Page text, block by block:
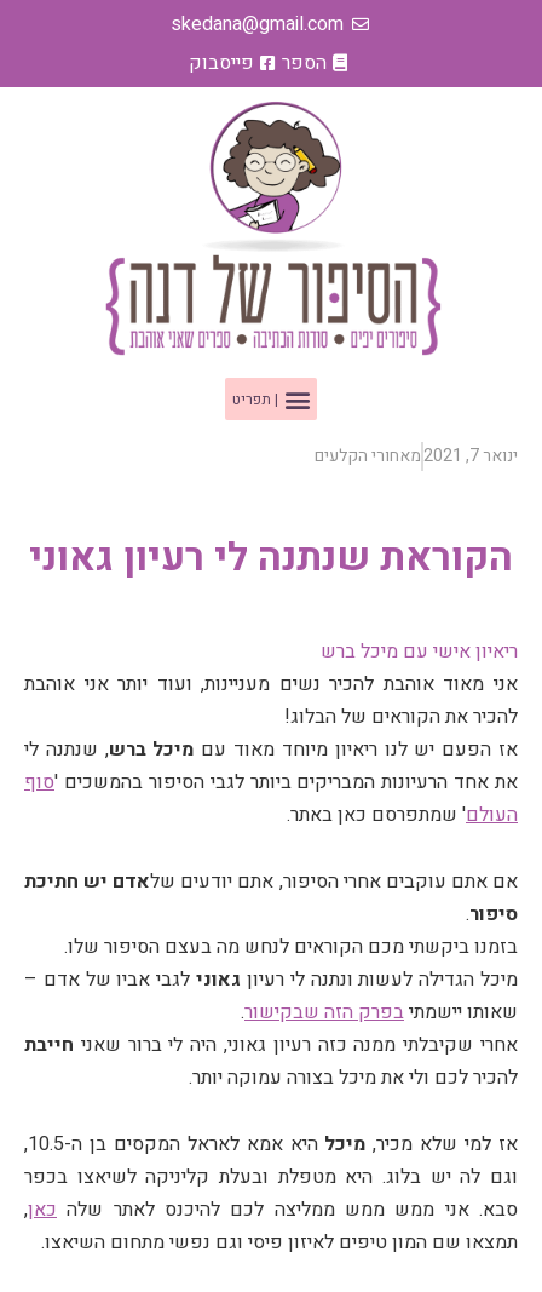
skedana@gmail.com
הספר
פייסבוק
תפריט
ינואר 7, 2021 מאחורי הקלעים
הקוראת שנתנה לי רעיון גאוני
ריאיון אישי עם מיכל ברש
אני מאוד אוהבת להכיר נשים מעניינות, ועוד יותר אני אוהבת
להכיר את הקוראים של הבלוג!
אז הפעם יש לנו ריאיון מיוחד מאוד עם מיכל ברש, שנתנה לי
את אחד הרעיונות המבריקים ביותר לגבי הסיפור בהמשכים 'סוף
העולם' שמתפרסם כאן באתר.
אם אתם עוקבים אחרי הסיפור, אתם יודעים שלאדם יש חתיכת
סיפור.
בזמנו ביקשתי מכם הקוראים לנחש מה בעצם הסיפור שלו.
מיכל הגדילה לעשות ונתנה לי רעיון גאונילגבי אביו של אדם –
שאותו יישמתיבפרק הזה שבקישור.
אחרי שקיבלתי ממנה כזה רעיון גאוני, היה לי ברור שאני חייבת
להכיר לכם ולי את מיכל בצורה עמוקה יותר.
אז למי שלא מכיר, מיכל
היא אמא לאראל המקסים בן ה-10.5,
וגם לה יש בלוג. היא מטפלת ובעלת קליניקה לשיאצו בכפר
סבא. אני ממש ממש ממליצה לכם להיכנס לאתר שלה כאן,
תמצאו שם המון טיפים לאיזון פיסי וגם נפשי מתחום השיאצו.